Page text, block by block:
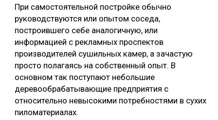
При самостоятельной постройке обычно
руководствуются или опытом соседа,
построившего себе аналогичную, или
информацией с рекламных проспектов
производителей сушильных камер, а зачастую
просто полагаясь на собственный опыт. В
основном так поступают небольшие
деревообрабатывающие предприятия с
относительно невысокими потребностями в сухих
пиломатериалах.